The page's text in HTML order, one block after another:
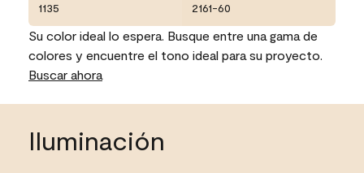
1135 2161-60
Su color ideal lo espera. Busque entre una gama de
colores y encuentre el tono ideal para su proyecto.
Buscar ahora
Iluminación